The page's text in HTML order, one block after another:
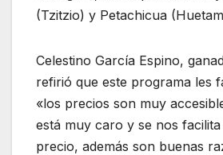
(Tzitzio) y Petachicua
Celestino García Espino,
refirió que este programa les
«los precios son muy
está muy caro y se nos
precio, además son buenas